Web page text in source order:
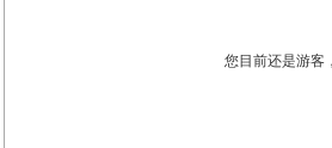
您目前还是游客